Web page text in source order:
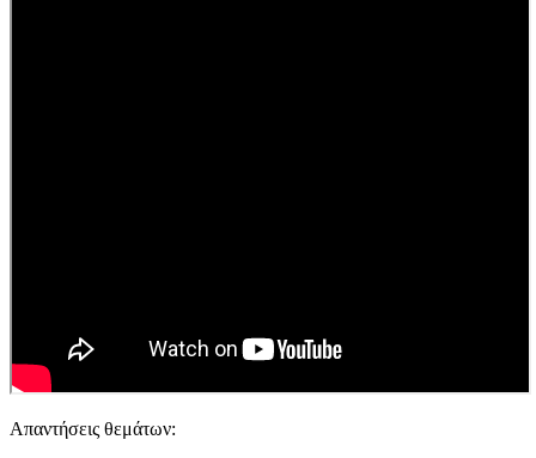
Απαντήσεις θεμάτων: